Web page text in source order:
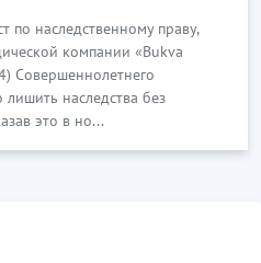
наследственному праву,
компании «Bukva
Совершеннолетнего
наследства без
это в но...